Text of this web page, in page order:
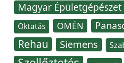
Magyar Épületgépészet
Oktatás OMÉN
Rehau Siemens